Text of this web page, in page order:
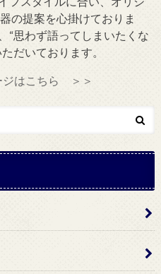
の提案を心掛けておりま
“思わず語ってしまいたくな
だいております。
ジはこちら ＞＞